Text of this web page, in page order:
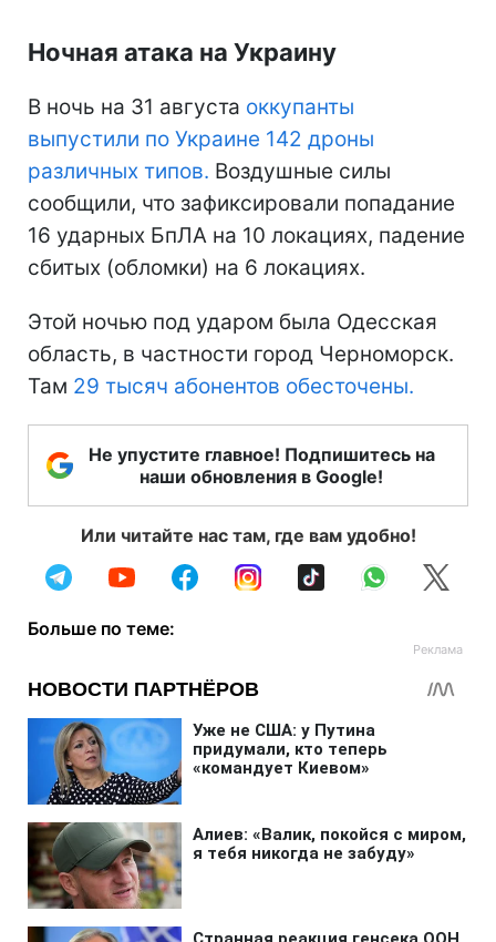
Ночная атака на Украину
В ночь на 31 августа оккупанты
выпустили по Украине 142 дроны
различных типов. Воздушные силы
сообщили, что зафиксировали попадание
16 ударных БпЛА на 10 локациях, падение
сбитых (обломки) на 6 локациях.
Этой ночью под ударом была Одесская
область, в частности город Черноморск.
Там 29 тысяч абонентов обесточены.
Не упустите главное! Подпишитесь на
наши обновления в Google!
Или читайте нас там, где вам удобно!
Больше по теме: